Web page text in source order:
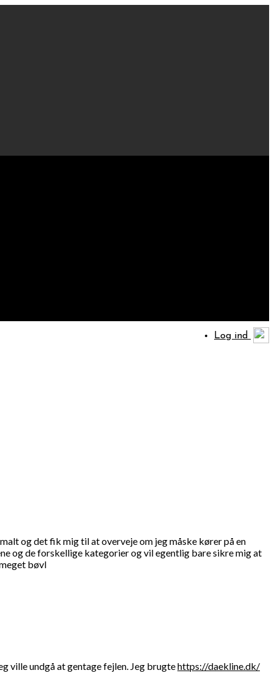
Log ind
og det fik mig til at overveje om jeg måske kører på en
og de forskellige kategorier og vil egentlig bare sikre mig at
bøvl
ville undgå at gentage fejlen. Jeg brugtehttps://daekline.dk/